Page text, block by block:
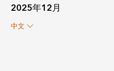
2025年12月
中文